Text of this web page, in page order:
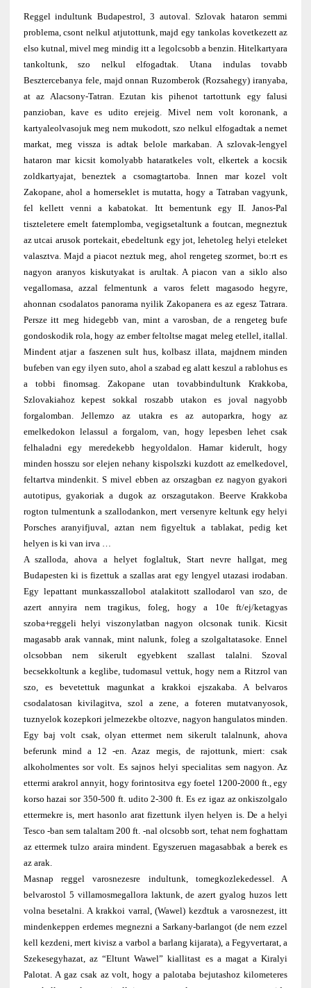
Reggel indultunk Budapestrol, 3 autoval. Szlovak hataron semmi
problema, csont nelkul atjutottunk, majd egy tankolas kovetkezett az
elso kutnal, mivel meg mindig itt a legolcsobb a benzin. Hitelkartyara
tankoltunk, szo nelkul elfogadtak. Utana indulas tovabb
Besztercebanya fele, majd onnan Ruzomberok (Rozsahegy) iranyaba,
at az Alacsony-Tatran. Ezutan kis pihenot tartottunk egy falusi
panzioban, kave es udito erejeig. Mivel nem volt koronank, a
kartyaleolvasojuk meg nem mukodott, szo nelkul elfogadtak a nemet
markat, meg vissza is adtak belole markaban. A szlovak-lengyel
hataron mar kicsit komolyabb hataratkeles volt, elkertek a kocsik
zoldkartyajat, beneztek a csomagtartoba. Innen mar kozel volt
Zakopane, ahol a homerseklet is mutatta, hogy a Tatraban vagyunk,
fel kellett venni a kabatokat. Itt bementunk egy II. Janos-Pal
tiszteletere emelt fatemplomba, vegigsetaltunk a foutcan, megneztuk
az utcai arusok portekait, ebedeltunk egy jot, lehetoleg helyi eteleket
valasztva. Majd a piacot neztuk meg, ahol rengeteg szormet, bo:rt es
nagyon aranyos kiskutyakat is arultak. A piacon van a siklo also
vegallomasa, azzal felmentunk a varos felett magasodo hegyre,
ahonnan csodalatos panorama nyilik Zakopanera es az egesz Tatrara.
Persze itt meg hidegebb van, mint a varosban, de a rengeteg bufe
gondoskodik rola, hogy az ember feltoltse magat meleg etellel, itallal.
Mindent atjar a faszenen sult hus, kolbasz illata, majdnem minden
bufeben van egy ilyen suto, ahol a szabad eg alatt keszul a rablohus es
a tobbi finomsag. Zakopane utan tovabbindultunk Krakkoba,
Szlovakiahoz kepest sokkal roszabb utakon es joval nagyobb
forgalomban. Jellemzo az utakra es az autoparkra, hogy az
emelkedokon lelassul a forgalom, van, hogy lepesben lehet csak
felhaladni egy meredekebb hegyoldalon. Hamar kiderult, hogy
minden hosszu sor elejen nehany kispolszki kuzdott az emelkedovel,
feltartva mindenkit. S mivel ebben az orszagban ez nagyon gyakori
autotipus, gyakoriak a dugok az orszagutakon. Beerve Krakkoba
rogton tulmentunk a szallodankon, mert versenyre keltunk egy helyi
Porsches aranyifjuval, aztan nem figyeltuk a tablakat, pedig ket
helyen is ki van irva …
A szalloda, ahova a helyet foglaltuk, Start nevre hallgat, meg
Budapesten ki is fizettuk a szallas arat egy lengyel utazasi irodaban.
Egy lepattant munkasszallobol atalakitott szallodarol van szo, de
azert annyira nem tragikus, foleg, hogy a 10e ft/ej/ketagyas
szoba+reggeli helyi viszonylatban nagyon olcsonak tunik. Kicsit
magasabb arak vannak, mint nalunk, foleg a szolgaltatasoke. Ennel
olcsobban nem sikerult egyebkent szallast talalni. Szoval
becsekkoltunk a keglibe, tudomasul vettuk, hogy nem a Ritzrol van
szo, es bevetettuk magunkat a krakkoi ejszakaba. A belvaros
csodalatosan kivilagitva, szol a zene, a foteren mutatvanyosok,
tuznyelok kozepkori jelmezekbe oltozve, nagyon hangulatos minden.
Egy baj volt csak, olyan ettermet nem sikerult talalnunk, ahova
beferunk mind a 12 -en. Azaz megis, de rajottunk, miert: csak
alkoholmentes sor volt. Es sajnos helyi specialitas sem nagyon. Az
ettermi arakrol annyit, hogy forintositva egy foetel 1200-2000 ft., egy
korso hazai sor 350-500 ft. udito 2-300 ft. Es ez igaz az onkiszolgalo
ettermekre is, mert hasonlo arat fizettunk ilyen helyen is. De a helyi
Tesco -ban sem talaltam 200 ft. -nal olcsobb sort, tehat nem foghattam
az ettermek tulzo araira mindent. Egyszeruen magasabbak a berek es
az arak.
Masnap reggel varosnezesre indultunk, tomegkozlekedessel. A
belvarostol 5 villamosmegallora laktunk, de azert gyalog huzos lett
volna besetalni. A krakkoi varral, (Wawel) kezdtuk a varosnezest, itt
mindenkeppen erdemes megnezni a Sarkany-barlangot (de nem ezzel
kell kezdeni, mert kivisz a varbol a barlang kijarata), a Fegyvertarat, a
Szekesegyhazat, az “Eltunt Wawel” kiallitast es a magat a Kiralyi
Palotat. A gaz csak az volt, hogy a palotaba bejutashoz kilometeres